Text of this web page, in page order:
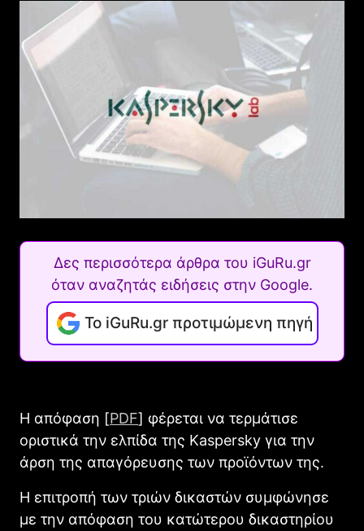
Δες περισσότερα άρθρα του iGuRu.gr
όταν αναζητάς ειδήσεις στην Google.
Το iGuRu.gr προτιμώμενη πηγή
Η απόφαση [PDF] φέρεται να τερμάτισε
οριστικά την ελπίδα της Kaspersky για την
άρση της απαγόρευσης των προϊόντων της.
Η επιτροπή των τριών δικαστών συμφώνησε
με την απόφαση του κατώτερου δικαστηρίου